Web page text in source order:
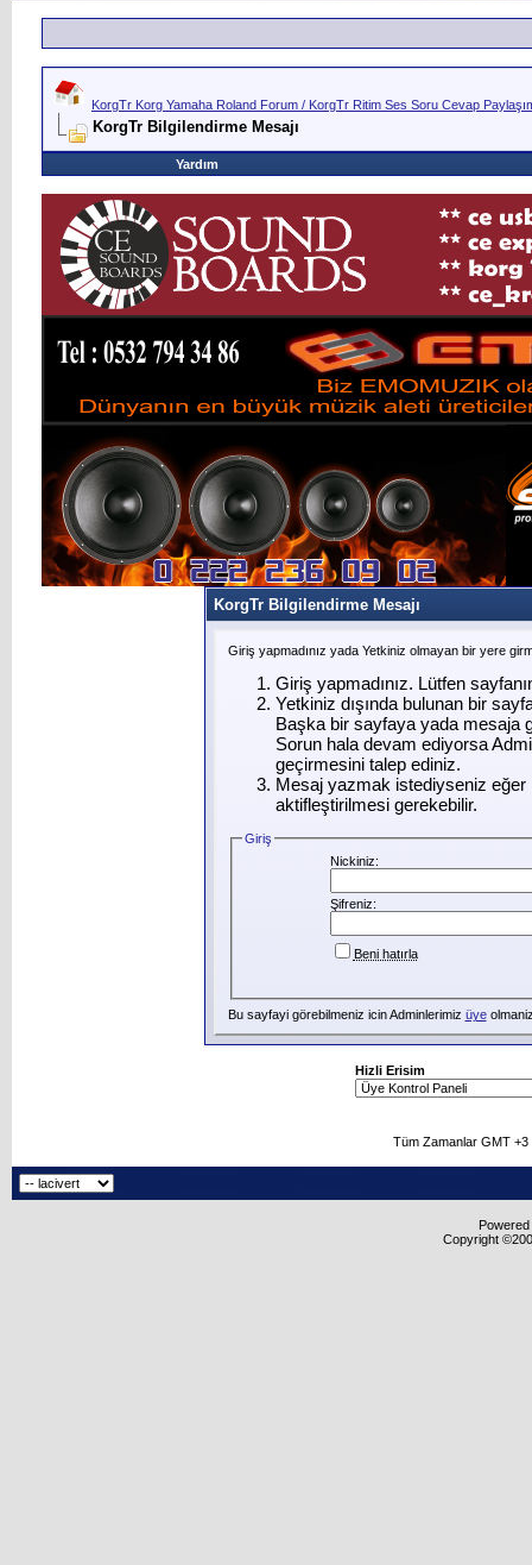
KorgTr Korg Yamaha Roland Forum / KorgTr Ritim Ses Soru Cevap
KorgTr Bilgilendirme Mesajı
Yardım
KorgTr Bilgilendirme Mesajı
Giriş yapmadınız yada Yetkiniz olmayan bir yere
Giriş yapmadınız. Lütfen
Yetkiniz dışında bulunan bir
Başka bir sayfaya yada mesaja
Sorun hala devam ediyorsa
geçirmesini talep ediniz.
Mesaj yazmak istediyseniz eğer
aktifleştirilmesi gerekebilir.
Giriş
Nickiniz:
Şifreniz:
Beni hatırla
Bu sayfayi görebilmeniz icin Adminlerimiz üye
Hizli Erisim
Tüm Zamanlar GMT
Copyright